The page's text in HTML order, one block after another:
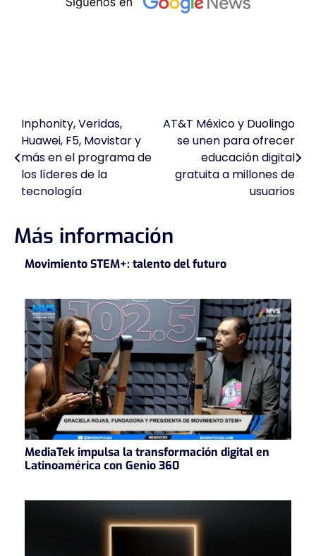
Navegación
de
entradas
Inphonity, Veridas,
Huawei, F5, Movistar y
más en el programa de
los líderes de la
tecnología
AT&T México y Duolingo
se unen para ofrecer
educación digital
gratuita a millones de
usuarios
Más información
Movimiento STEM+: talento del futuro
MediaTek impulsa la transformación digital en
Latinoamérica con Genio 360